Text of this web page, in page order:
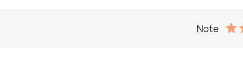
Note